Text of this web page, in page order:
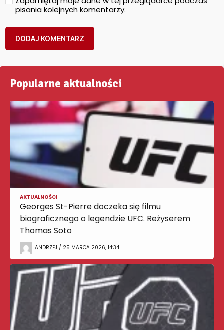
pisania kolejnych komentarzy.
Popularne aktualności
AKTUALNOŚCI
Georges St-Pierre doczeka się filmu
biograficznego o legendzie UFC. Reżyserem
Thomas Soto
ANDRZEJ / 25 MARCA 2026, 14:34